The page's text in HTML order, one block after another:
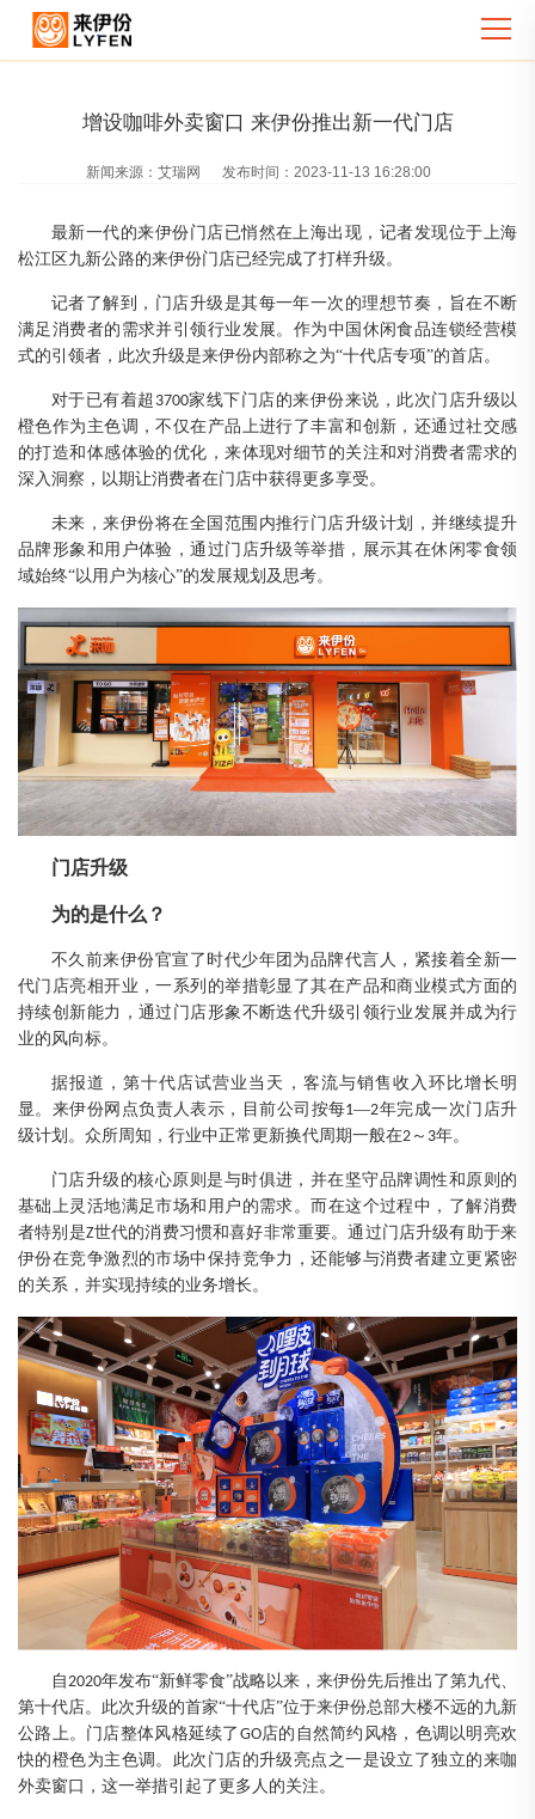
增设咖啡外卖窗口 来伊份推出新一代门店
新闻来源： 艾瑞网 发布时间： 2023-11-13 16:28:00
最新一代的来伊份门店已悄然在上海出现 ， 记者发现位于上海
松江 区 九新公路的来伊份门店已经完成了打样升级。
记者了解到，门店升级是其每一年一次的理想节奏，旨在不断
满足消费者的需求并引领行业发展。作为中国休闲食品连锁经营模
式的引领者，此次升级是来伊份内部称之为“十代店专项”的首店。
对于已有着超 3700家线下门店的来伊份来说，此次门店升级以
橙色作为主色调，不仅在产品上进行了丰富和创新，还通过社交感
的打造和体感体验的优化，来体现对细节的关注和对消费者需求的
深入洞察，以期让消费者在门店中获得更多享受。
未来，来伊份将在全国范围内推行门店升级计划，并继续提升
品牌形象和用户体验，通过门店升级等举措，展示其在休闲零食领
域始终“以用户为核心”的发展规划及思考。
门店升级
为的是什么 ？
不久前来伊份官宣了时代少年团为品牌代言人，紧接着全新一
代门店亮相开业，一系列的举措彰显了其在产品和商业模式方面的
持续创新能力，通过门店形象不断迭代升级引领行业发展并成为行
业的风向标。
据报道，第十代店试营业当天，客流与销售收入环比增长明
显。来伊份网点负责人表示，目前公司按每1—2年完成一次门店升
级计划。 众所周知 ，行业中正常更新换代周期一般在2 ～ 3年。
门店升级的核心原则是与时俱进，并在坚守品牌调性和原则的
基础上灵活地满足市场和用户的需求。而在这个过程中，了解消费
者特别是Z世代的消费习惯和喜好非常重要。通过门店升级有助于来
伊份在竞争激烈的市场中保持竞争力，还能够与消费者建立更紧密
的关系，并实现持续的业务增长。
自2020年发布“新鲜零食”战略以来，来伊份先后推出了第九代、
第十代店。 此次升级的首家“十代店”位于来伊份总部大楼不远的九新
公路上。门店整体风格延续了 GO店的自然简约风格，色调以明亮欢
快的橙色为主色调 。 此次门店的升级亮点之一是设立了独立的来咖
外卖窗口，这一举措引起了更多人的关注。